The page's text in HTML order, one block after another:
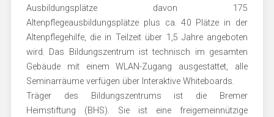
Ausbildungsplätze davon 175
Altenpflegeausbildungsplätze plus ca. 40 Plätze in der
Altenpflegehilfe, die in Teilzeit über 1,5 Jahre angeboten
wird. Das Bildungszentrum ist technisch im gesamten
Gebäude mit einem WLAN-Zugang ausgestattet, alle
Seminarräume verfügen über Interaktive Whiteboards.
Träger des Bildungszentrums ist die Bremer
Heimstiftung (BHS). Sie ist eine freigemeinnützige